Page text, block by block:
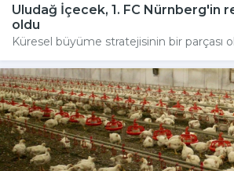
Uludağ İçecek, 1. FC Nürnberg'in
oldu
Küresel büyüme stratejisinin bir parçası